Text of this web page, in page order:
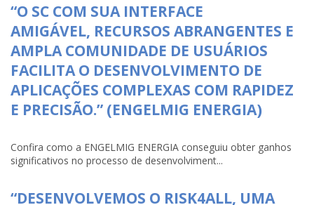
“O SC COM SUA INTERFACE
AMIGÁVEL, RECURSOS ABRANGENTES E
AMPLA COMUNIDADE DE USUÁRIOS
FACILITA O DESENVOLVIMENTO DE
APLICAÇÕES COMPLEXAS COM RAPIDEZ
E PRECISÃO.” (ENGELMIG ENERGIA)
Confira como a ENGELMIG ENERGIA conseguiu obter ganhos
significativos no processo de desenvolviment...
“DESENVOLVEMOS O RISK4ALL, UMA